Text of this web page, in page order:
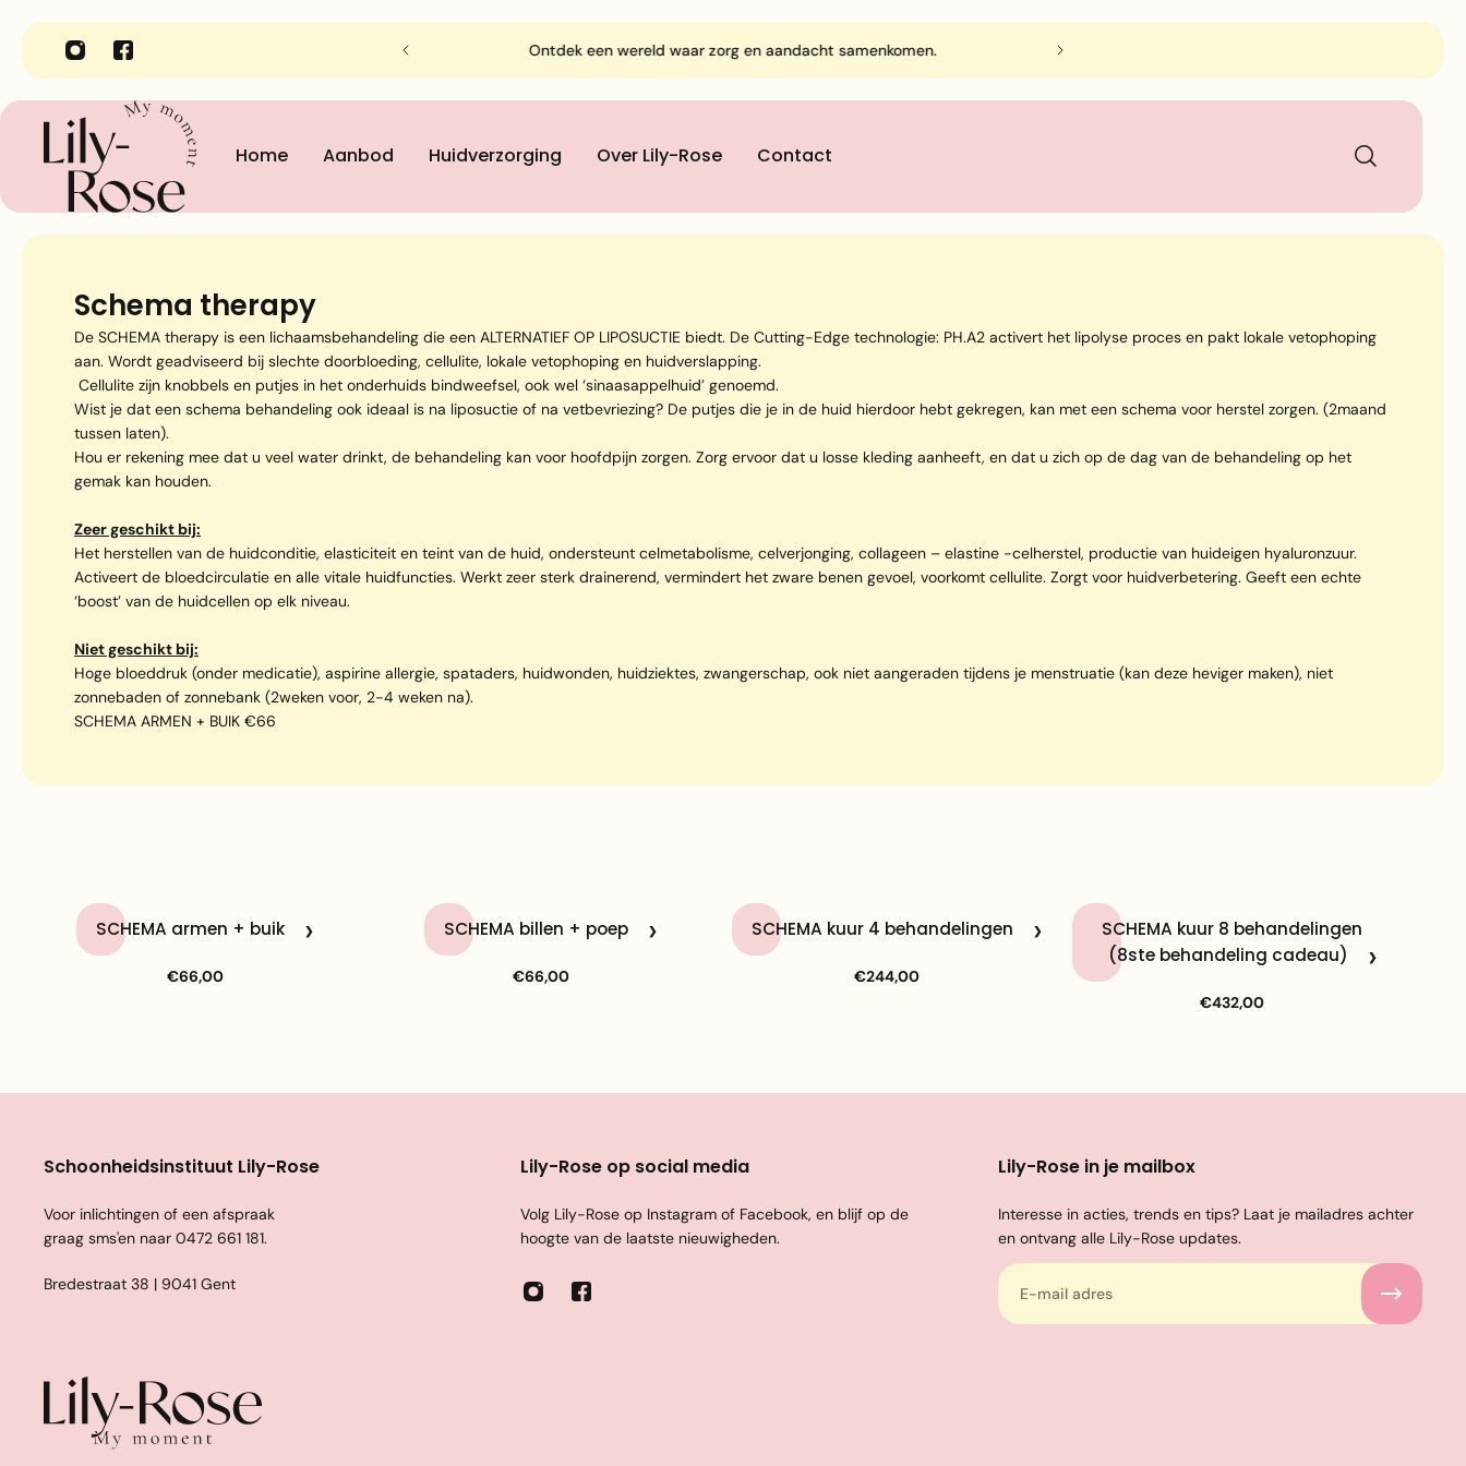
Lily-Rose in Gent Ontdek een wereld waar zorg en aandacht samenkomen.
Home Aanbod Huidverzorging Over Lily-Rose Contact
Schema therapy
De SCHEMA therapy is een lichaamsbehandeling die een ALTERNATIEF OP LIPOSUCTIE biedt. De Cutting-Edge technologie: PH.A2 activert het lipolyse proces en pakt lokale vetophoping
aan. Wordt geadviseerd bij slechte doorbloeding, cellulite, lokale vetophoping en huidverslapping.
Cellulite zijn knobbels en putjes in het onderhuids bindweefsel, ook wel ‘sinaasappelhuid’ genoemd.
Wist je dat een schema behandeling ook ideaal is na liposuctie of na vetbevriezing? De putjes die je in de huid hierdoor hebt gekregen, kan met een schema voor herstel zorgen. (2maand
tussen laten).
Hou er rekening mee dat u veel water drinkt, de behandeling kan voor hoofdpijn zorgen. Zorg ervoor dat u losse kleding aanheeft, en dat u zich op de dag van de behandeling op het
gemak kan houden.
Zeer geschikt bij:
Het herstellen van de huidconditie, elasticiteit en teint van de huid, ondersteunt celmetabolisme, celverjonging, collageen – elastine -celherstel, productie van huideigen hyaluronzuur.
Activeert de bloedcirculatie en alle vitale huidfuncties. Werkt zeer sterk drainerend, vermindert het zware benen gevoel, voorkomt cellulite. Zorgt voor huidverbetering. Geeft een echte
‘boost’ van de huidcellen op elk niveau.
Niet geschikt bij:
Hoge bloeddruk (onder medicatie), aspirine allergie, spataders, huidwonden, huidziektes, zwangerschap, ook niet aangeraden tijdens je menstruatie (kan deze heviger maken), niet
zonnebaden of zonnebank (2weken voor, 2-4 weken na).
SCHEMA ARMEN + BUIK €66
SCHEMA armen + buik
€66,00
SCHEMA billen + poep
€66,00
SCHEMA kuur 4 behandelingen
€244,00
SCHEMA kuur 8 behandelingen
(8ste behandeling cadeau)
€432,00
Schoonheidsinstituut Lily-Rose
Voor inlichtingen of een afspraak
graag sms'en naar 0472 661 181.
Bredestraat 38 | 9041 Gent
Lily-Rose op social media
Volg Lily-Rose op Instagram of Facebook, en blijf op de
hoogte van de laatste nieuwigheden.
Lily-Rose in je mailbox
Interesse in acties, trends en tips? Laat je mailadres achter
en ontvang alle Lily-Rose updates.